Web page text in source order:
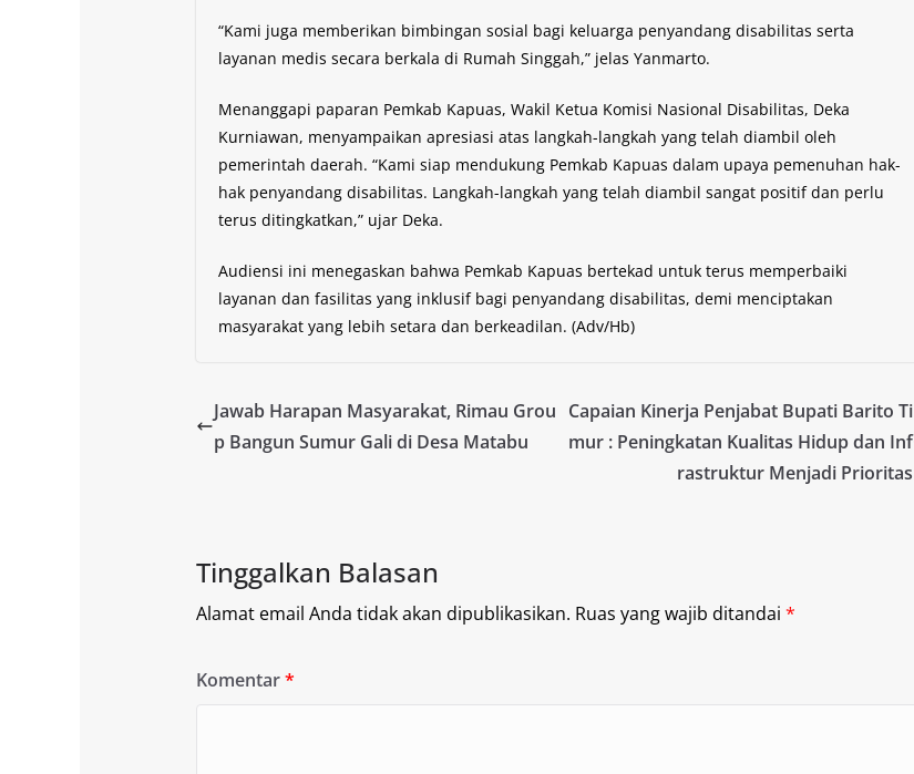
“Kami juga memberikan bimbingan sosial bagi keluarga penyandang disabilitas serta
layanan medis secara berkala di Rumah Singgah,” jelas Yanmarto.
Menanggapi paparan Pemkab Kapuas, Wakil Ketua Komisi Nasional Disabilitas, Deka
Kurniawan, menyampaikan apresiasi atas langkah-langkah yang telah diambil oleh
pemerintah daerah. “Kami siap mendukung Pemkab Kapuas dalam upaya pemenuhan hak-
hak penyandang disabilitas. Langkah-langkah yang telah diambil sangat positif dan perlu
terus ditingkatkan,” ujar Deka.
Audiensi ini menegaskan bahwa Pemkab Kapuas bertekad untuk terus memperbaiki
layanan dan fasilitas yang inklusif bagi penyandang disabilitas, demi menciptakan
masyarakat yang lebih setara dan berkeadilan. (Adv/Hb)
Jawab Harapan Masyarakat, Rimau Grou
p Bangun Sumur Gali di Desa Matabu
Capaian Kinerja Penjabat Bupati Barito Ti
mur : Peningkatan Kualitas Hidup dan Inf
rastruktur Menjadi Prioritas
Tinggalkan Balasan
Alamat email Anda tidak akan dipublikasikan. Ruas yang wajib ditandai *
Komentar*